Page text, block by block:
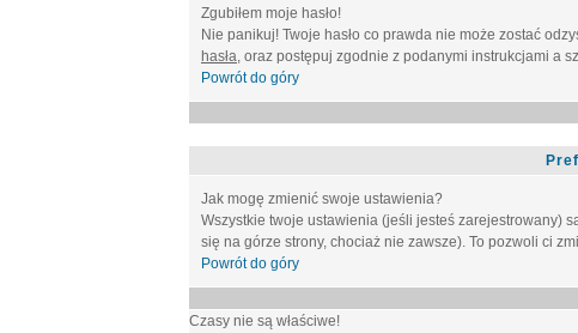
Zgubiłem moje hasło!
Nie panikuj! Twoje hasło co prawda nie może zostać
hasła, oraz postępuj zgodnie z podanymi instrukcjami a
Powrót do góry
Jak mogę zmienić swoje ustawienia?
Wszystkie twoje ustawienia (jeśli jesteś zarejestrowany)
się na górze strony, chociaż nie zawsze). To pozwoli ci
Powrót do góry
Czasy nie są właściwe!